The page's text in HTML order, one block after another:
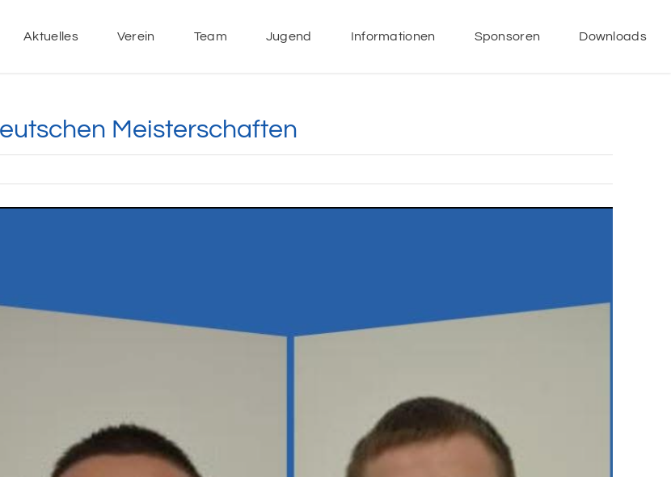
Aktuelles Verein Team Jugend Informationen Sponsoren Downloads
Meisterschaften